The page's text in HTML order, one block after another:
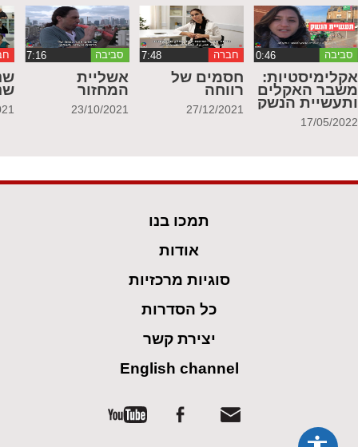
סביבה
אקלימיסטיות:
משבר האקלים
ותעשיית הנשק
17/05/2022
חברה ‏7:48
חסמים של
רווחה
27/12/2021
סביבה
אשליית
המחזור
23/10/2021
תמכו בנו
אודות
סוגיות מרכזיות
כל הסדרות
יצירת קשר
English channel